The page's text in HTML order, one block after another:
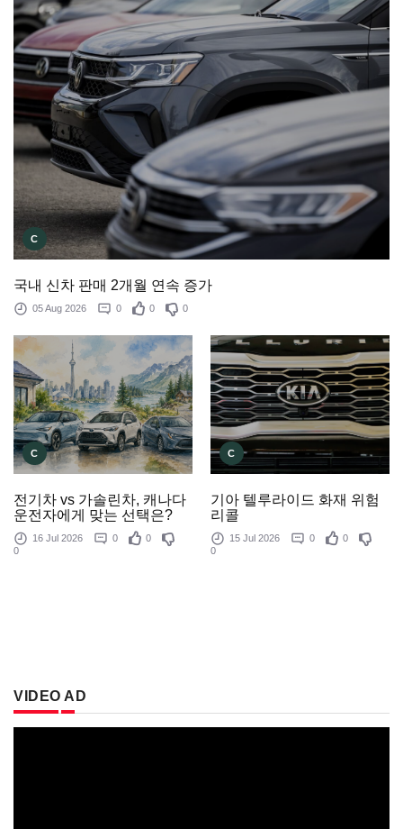
C
국내 신차 판매 2개월 연속 증가
05 Aug 2026 0 0 0
C
전기차 vs 가솔린차, 캐나다
운전자에게 맞는 선택은?
16 Jul 2026 0
0
0
C
기아 텔루라이드 화재 위험
리콜
15 Jul 2026 0
0
0
VIDEO AD